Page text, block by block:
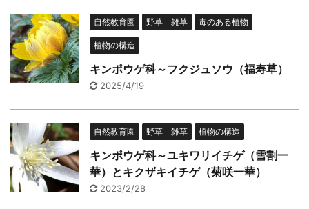
自然教育園 野草 雑草 毒のある植物
植物の構造
キンポウゲ科～フクジュソウ（福寿草）
2025/4/19
自然教育園 野草 雑草 植物の構造
キンポウゲ科～ユキワリイチゲ（雪割一
華）とキクザキイチゲ（菊咲一華）
2023/2/28